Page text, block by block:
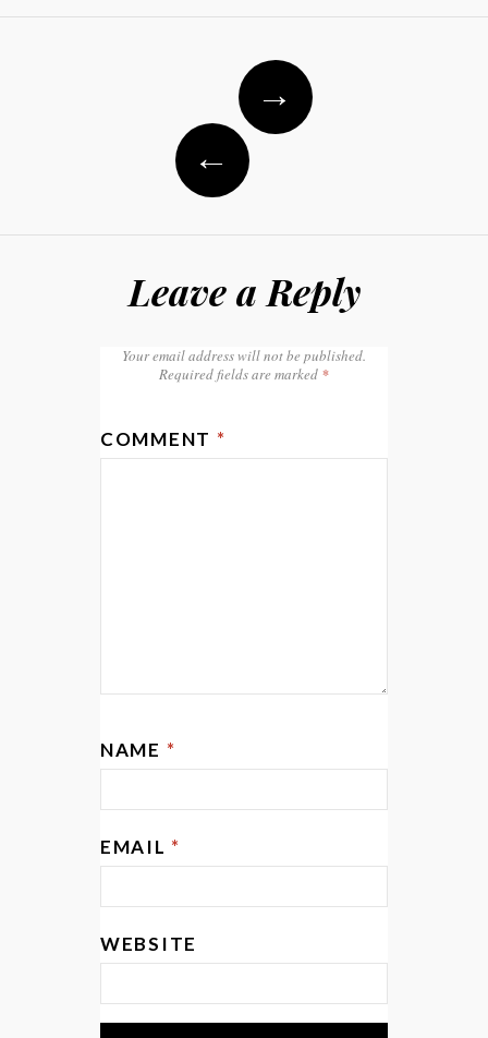
navigation
→
←
Leave a Reply
Your email address will not be published.
Required fields are marked *
COMMENT *
NAME *
EMAIL *
WEBSITE